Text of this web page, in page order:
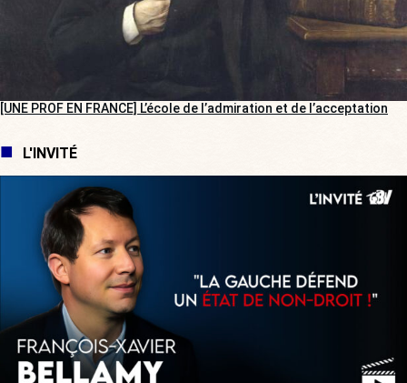
[UNE PROF EN FRANCE] L’école de l’admiration et de l’acceptation
L'INVITÉ